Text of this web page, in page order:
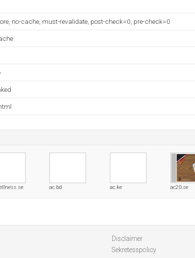
no-cache, must-revalidate, post-check=0, pre-check=0
ac.bd ac.ke ac20.se
Disclaimer
Sekretesspolicy